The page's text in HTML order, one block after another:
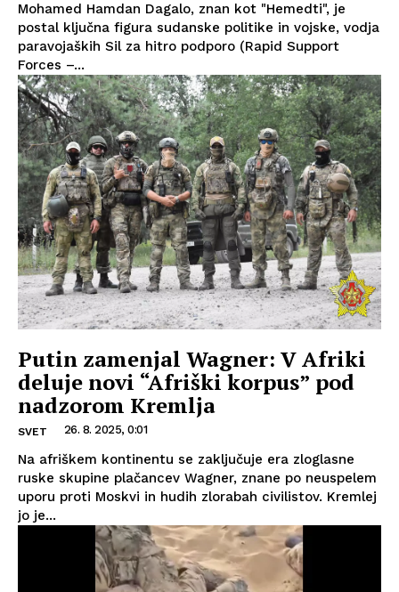
Mohamed Hamdan Dagalo, znan kot "Hemedti", je
postal ključna figura sudanske politike in vojske, vodja
paravojaških Sil za hitro podporo (Rapid Support
Forces –...
Putin zamenjal Wagner: V Afriki
deluje novi “Afriški korpus” pod
nadzorom Kremlja
SVET 26. 8. 2025, 0:01
Na afriškem kontinentu se zaključuje era zloglasne
ruske skupine plačancev Wagner, znane po neuspelem
uporu proti Moskvi in hudih zlorabah civilistov. Kremlej
jo je...